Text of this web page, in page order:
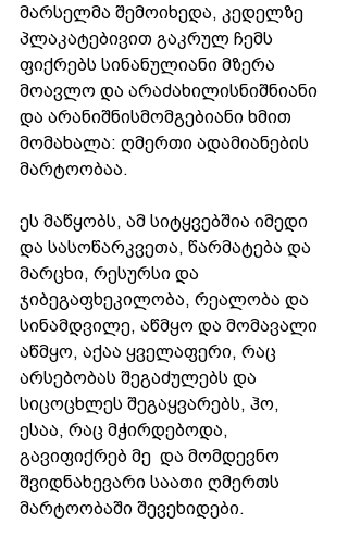
მარსელმა შემოიხედა, კედელზე
პლაკატებივით გაკრულ ჩემს
ფიქრებს სინანულიანი მზერა
მოავლო და არაძახილისნიშნიანი
და არანიშნისმომგებიანი ხმით
მომახალა: ღმერთი ადამიანების
მარტოობაა.
ეს მაწყობს, ამ სიტყვებშია იმედი
და სასოწარკვეთა, წარმატება და
მარცხი, რესურსი და
ჯიბეგაფხეკილობა, რეალობა და
სინამდვილე, აწმყო და მომავალი
აწმყო, აქაა ყველაფერი, რაც
არსებობას შეგაძულებს და
სიცოცხლეს შეგაყვარებს, ჰო,
ესაა, რაც მჭირდებოდა,
გავიფიქრებ მე  და მომდევნო
შვიდნახევარი საათი ღმერთს
მარტოობაში შევეხიდები.